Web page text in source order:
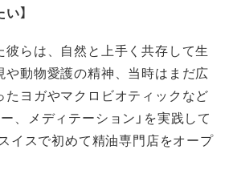
】
彼らは、自然と上手く共存して生
や動物愛護の精神、当時はまだ広
たヨガやマクロビオティックなど
、メディテーション」を実践して
イスで初めて精油専門店をオープ